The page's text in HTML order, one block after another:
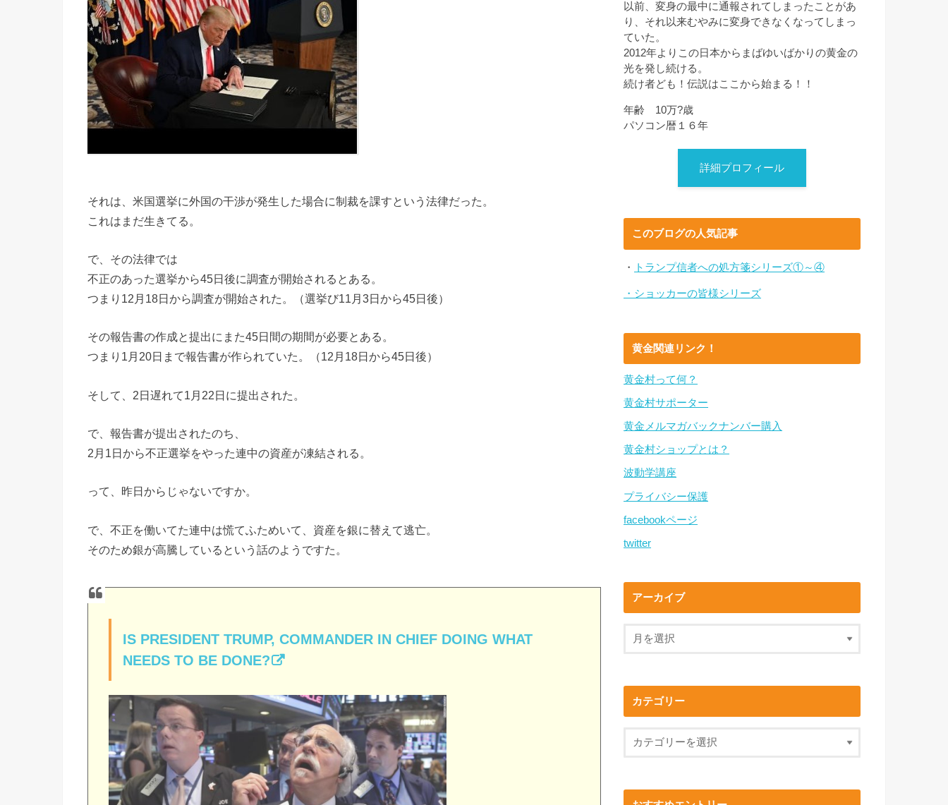
それは、米国選挙に外国の干渉が発生した場合に制裁を課すという法律だった。
これはまだ生きてる。
で、その法律では
不正のあった選挙から45日後に調査が開始されるとある。
つまり12月18日から調査が開始された。（選挙び11月3日から45日後）
その報告書の作成と提出にまた45日間の期間が必要とある。
つまり1月20日まで報告書が作られていた。（12月18日から45日後）
そして、2日遅れて1月22日に提出された。
で、報告書が提出されたのち、
2月1日から不正選挙をやった連中の資産が凍結される。
って、昨日からじゃないですか。
で、不正を働いてた連中は慌てふためいて、資産を銀に替えて逃亡。
そのため銀が高騰しているという話のようですた。
IS PRESIDENT TRUMP, COMMANDER IN CHIEF DOING WHAT
NEEDS TO BE DONE?
以前、変身の最中に通報されてしまったことがあ
り、それ以来むやみに変身できなくなってしまっ
ていた。
2012年よりこの日本からまばゆいばかりの黄金の
光を発し続ける。
続け者ども！伝説はここから始まる！！
年齢 10万?歳
パソコン暦１６年
詳細プロフィール
このブログの人気記事
・ トランプ信者への処方箋シリーズ①～④
・ショッカーの皆様シリーズ
黄金関連リンク！
黄金村って何？
黄金村サポーター
黄金メルマガバックナンバー購入
黄金村ショップとは？
波動学講座
プライバシー保護
facebookページ
twitter
アーカイブ
カテゴリー